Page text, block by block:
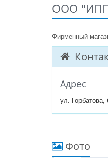
ООО
Фирменный
Адрес
ул. Горбатова,
Фото